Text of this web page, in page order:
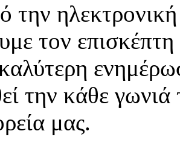
ηλεκτρονική
τον
την κάθε
μας.